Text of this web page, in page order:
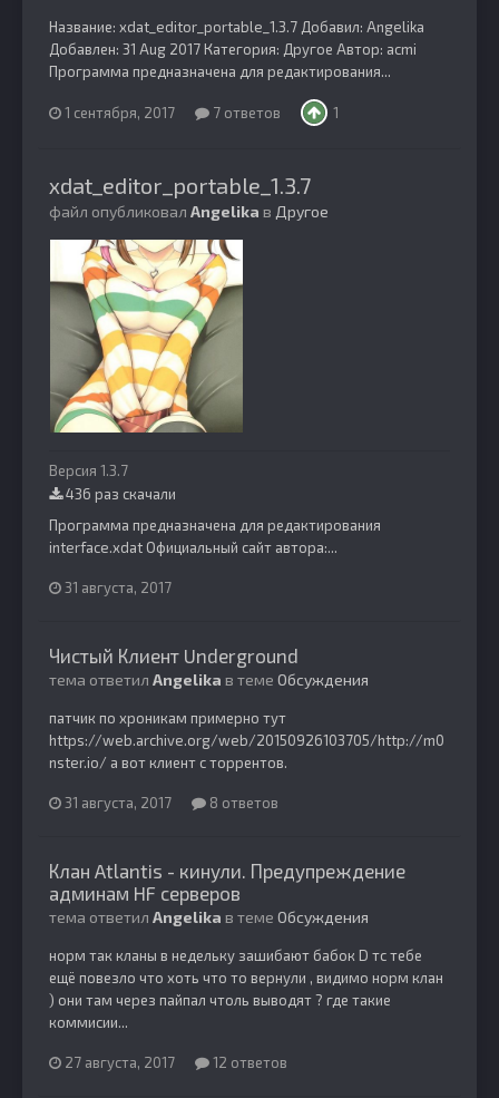
Название: xdat_editor_portable_1.3.7 Добавил: Angelika
Добавлен: 31 Aug 2017 Категория: Другое Автор: acmi
Программа предназначена для редактирования...
1 сентября, 2017 7 ответов 1
xdat_editor_portable_1.3.7
файл опубликовал Angelika в Другое
Версия 1.3.7
436 раз скачали
Программа предназначена для редактирования
interface.xdat Официальный сайт автора:...
31 августа, 2017
Чистый Клиент Underground
тема ответил Angelika в теме Обсуждения
патчик по хроникам примерно тут
https://web.archive.org/web/20150926103705/http://m0
nster.io/ а вот клиент с торрентов.
31 августа, 2017 8 ответов
Клан Atlantis - кинули. Предупреждение
админам HF серверов
тема ответил Angelika в теме Обсуждения
норм так кланы в недельку зашибают бабок D тс тебе
ещё повезло что хоть что то вернули , видимо норм клан
) они там через пайпал чтоль выводят ? где такие
коммисии...
27 августа, 2017 12 ответов